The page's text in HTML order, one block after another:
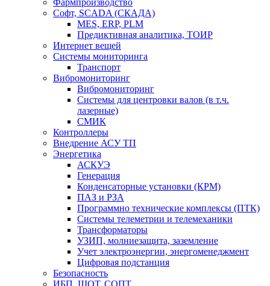
Фармпроизводство
Софт, SCADA (СКАДА)
MES, ERP, PLM
Предиктивная аналитика, ТОИР
Интернет вещей
Системы мониторинга
Транспорт
Вибромониторинг
Вибромониторинг
Системы для центровки валов (в т.ч.
лазерные)
СМИК
Контроллеры
Внедрение АСУ ТП
Энергетика
АСКУЭ
Генерация
Конденсаторные установки (КРМ)
ПАЗ и РЗА
Программно технические комплексы (ПТК)
Системы телеметрии и телемеханики
Трансформаторы
УЗИП, молниезащита, заземление
Учет электроэнергии, энергоменеджмент
Цифровая подстанция
Безопасность